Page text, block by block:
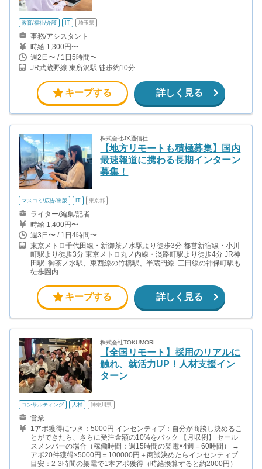
教育/福祉/介護 IT 埼玉県
事務/アシスタント
時給 1,300円〜
週2日〜 / 1日5時間〜
JR武蔵野線 東所沢駅 徒歩約10分
キープする 詳しく見る
株式会社JX通信社
【地方リモートも積極募集】国内
最速報道に携わる長期インターン
募集！
マスコミ/広告/出版 IT 東京都
ライター/編集/記者
時給 1,400円〜
週3日〜 / 1日4時間〜
東京メトロ千代田線・新御茶ノ水駅より徒歩3分 都営新宿線・小川
町駅より徒歩3分 東京メトロ丸ノ内線・淡路町駅より徒歩4分 JR神
田駅･御茶ノ水駅、東西線の竹橋駅、半蔵門線･三田線の神保町駅も
徒歩圏内
キープする 詳しく見る
株式会社TOKUMORI
【全国リモート】採用のリアルに
触れ、就活力UP！人材支援イン
ターン
コンサルティング 人材 神奈川県
営業
1アポ獲得につき：5000円 インセンティブ：自分が商談し決めるこ
とができたら、さらに受注金額の10%をバック 【月収例】 セール
スメンバーの場合（稼働時間：週15時間の架電×4週＝60時間） →
アポ20件獲得×5000円＝100000円＋商談決めたらインセンティブ
目安：2-3時間の架電で1本アポ獲得（時給換算すると約2000円）